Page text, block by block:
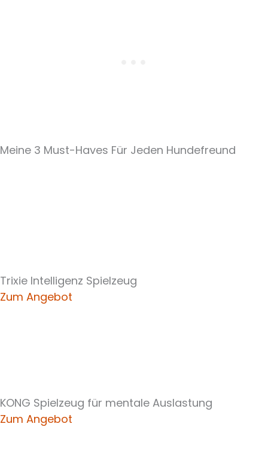
Meine 3 Must-Haves Für Jeden Hundefreund​
Trixie Intelligenz Spielzeug
Zum Angebot
KONG Spielzeug für mentale Auslastung
Zum Angebot